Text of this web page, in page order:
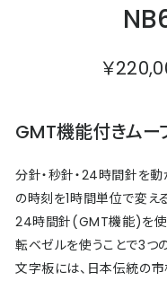
￥
GMT機能付きム
分針・秒針・24時間針を
の時刻を1時間単位で変
24時間針(GMT機能)を使
転ベゼルを使うことで3つ
文字板には、日本伝統の